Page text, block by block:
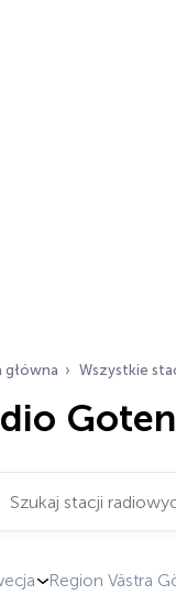
główna Wszystkie
stacji radiowych…
Region Västra